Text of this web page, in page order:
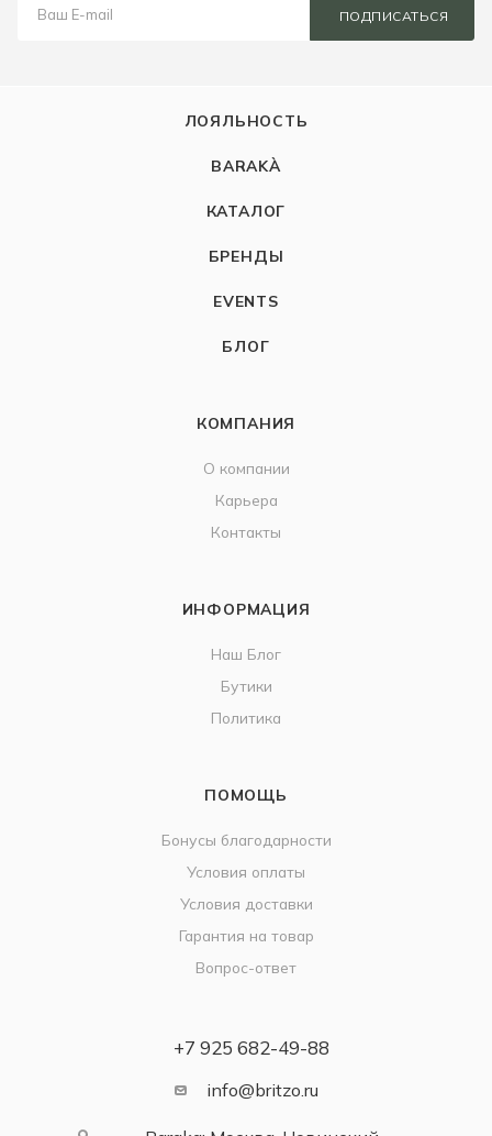
ПОДПИСАТЬСЯ
ЛОЯЛЬНОСТЬ
BARAKÀ
КАТАЛОГ
БРЕНДЫ
EVENTS
БЛОГ
КОМПАНИЯ
О компании
Карьера
Контакты
ИНФОРМАЦИЯ
Наш Блог
Бутики
Политика
ПОМОЩЬ
Бонусы благодарности
Условия оплаты
Условия доставки
Гарантия на товар
Вопрос-ответ
+7 925 682-49-88
info@britzo.ru